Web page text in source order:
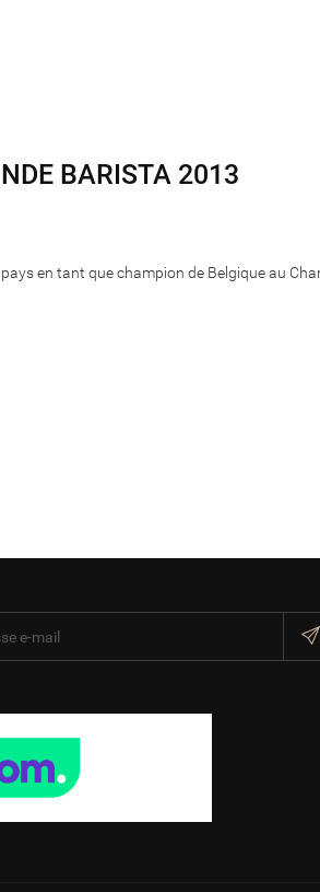
BARISTA 2013
en tant que champion de Belgique au